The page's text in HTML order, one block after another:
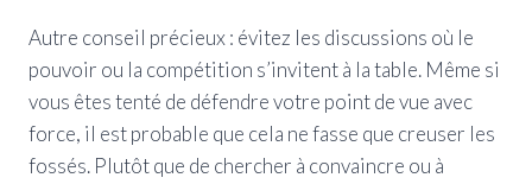
Autre conseil précieux : évitez les discussions où le
pouvoir ou la compétition s’invitent à la table. Même si
vous êtes tenté de défendre votre point de vue avec
force, il est probable que cela ne fasse que creuser les
fossés. Plutôt que de chercher à convaincre ou à